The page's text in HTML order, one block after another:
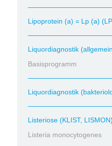
Lipoprotein (a) = Lp (a)
Liquordiagnostik
Basisprogramm
Liquordiagnostik
Listeriose (KLIST, LISMON)
Listeria monocytogenes